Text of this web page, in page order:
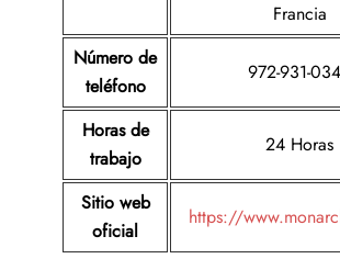
Francia
Número de
teléfono
972-931-
Horas de
trabajo
24 Horas
Sitio web
oficial
https://